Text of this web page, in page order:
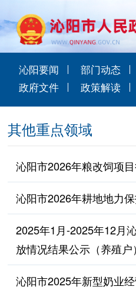
沁阳要闻 部门动态
政府文件
政策解读
其他重点领域
沁阳市2026年粮改饲项
沁阳市2026年耕地地力
2025年1月-2025年12月
放情况结果公示（养殖户）
沁阳市2025年新型奶业